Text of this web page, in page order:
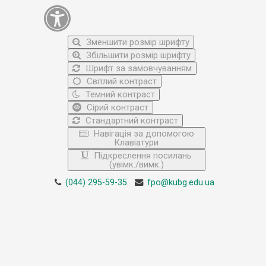
Зменшити розмір шрифту
Збільшити розмір шрифту
Шрифт за замовчуванням
Світлий контраст
Темний контраст
Сірий контраст
Стандартний контраст
Навігація за допомогою
Клавіатури
Підкреслення посилань
(увімк./вимк.)
(044) 295-59-35 fpo@kubg.edu.ua